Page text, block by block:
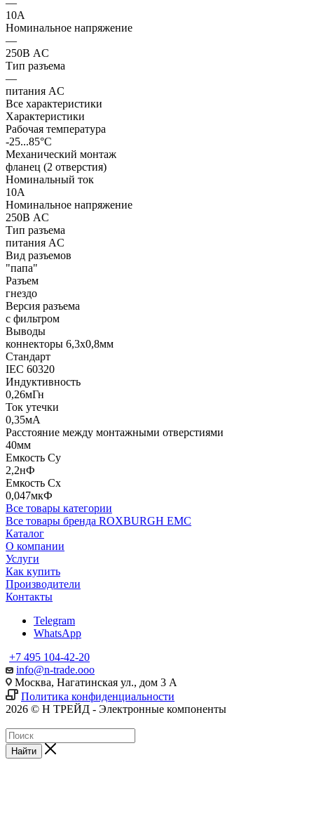
10А
Номинальное напряжение
—
250В AC
Тип разъема
—
питания AC
Все характеристики
Характеристики
Рабочая температура
-25...85°C
Механический монтаж
фланец (2 отверстия)
Номинальный ток
10А
Номинальное напряжение
250В AC
Тип разъема
питания AC
Вид разъемов
"папа"
Разъем
гнездо
Версия разъема
с фильтром
Выводы
коннекторы 6,3x0,8мм
Стандарт
IEC 60320
Индуктивность
0,26мГн
Ток утечки
0,35мА
Расстояние между монтажными отверстиями
40мм
Емкость Су
2,2нФ
Емкость Сх
0,047мкФ
Все товары категории
Все товары бренда ROXBURGH EMC
Каталог
О компании
Услуги
Как купить
Производители
Контакты
Telegram
WhatsApp
+7 495 104-42-20
info@n-trade.ooo
Москва, Нагатинская ул., дом 3 А
Политика конфиденциальности
2026 © Н ТРЕЙД - Электронные компоненты
Найти